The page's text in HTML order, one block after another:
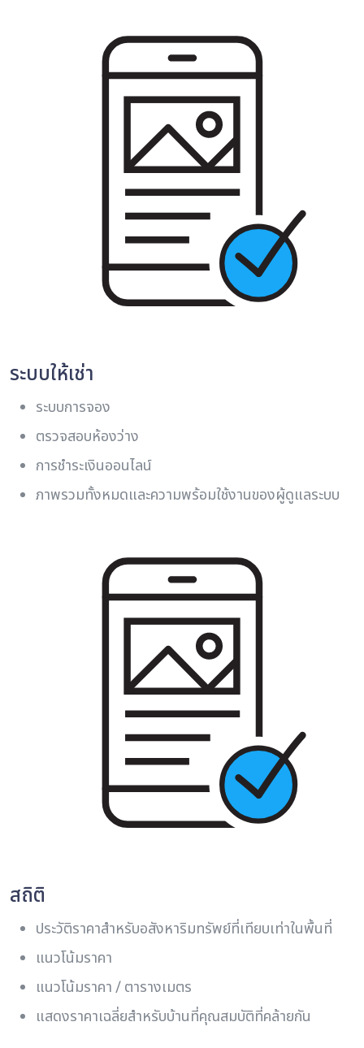
ระบบให้เช่า
ระบบการจอง
ตรวจสอบห้องว่าง
การชําระเงินออนไลน์
ภาพรวมทั้งหมดและความพร้อมใช้งานของผู้ดูแลระบบ
สถิติ
ประวัติราคาสําหรับอสังหาริมทรัพย์ที่เทียบเท่าในพื้นที่
แนวโน้มราคา
แนวโน้มราคา / ตารางเมตร
แสดงราคาเฉลี่ยสําหรับบ้านที่คุณสมบัติที่คล้ายกัน